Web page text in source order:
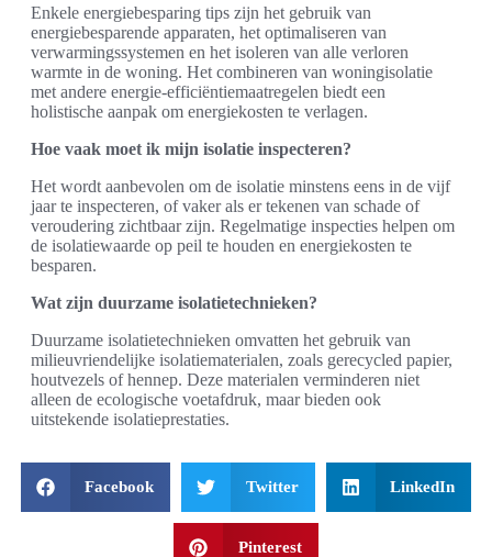
Enkele energiebesparing tips zijn het gebruik van
energiebesparende apparaten, het optimaliseren van
verwarmingssystemen en het isoleren van alle verloren
warmte in de woning. Het combineren van woningisolatie
met andere energie-efficiëntiemaatregelen biedt een
holistische aanpak om energiekosten te verlagen.
Hoe vaak moet ik mijn isolatie inspecteren?
Het wordt aanbevolen om de isolatie minstens eens in de vijf
jaar te inspecteren, of vaker als er tekenen van schade of
veroudering zichtbaar zijn. Regelmatige inspecties helpen om
de isolatiewaarde op peil te houden en energiekosten te
besparen.
Wat zijn duurzame isolatietechnieken?
Duurzame isolatietechnieken omvatten het gebruik van
milieuvriendelijke isolatiematerialen, zoals gerecycled papier,
houtvezels of hennep. Deze materialen verminderen niet
alleen de ecologische voetafdruk, maar bieden ook
uitstekende isolatieprestaties.
Facebook Twitter LinkedIn
Pinterest